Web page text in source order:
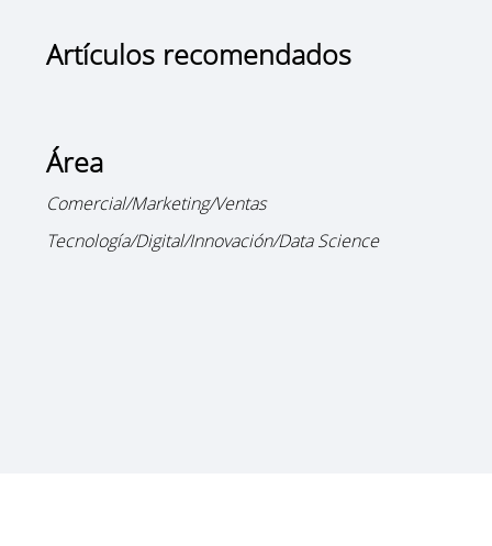
Artículos recomendados
Área
Comercial/Marketing/Ventas
Tecnología/Digital/Innovación/Data Science